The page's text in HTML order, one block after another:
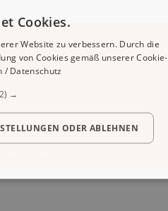
Cookies.
Website zu verbessern. Durch die
von Cookies gemäß unserer Cookie-
/ Datenschutz
→
ODER ABLEHNEN